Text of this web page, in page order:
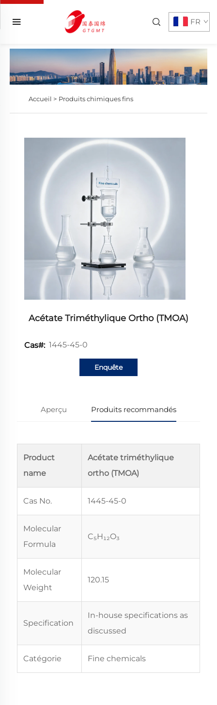
FR
Accueil > Produits chimiques fins
Acétate Triméthylique Ortho (TMOA)
Cas#: 1445-45-0
Enquête
Aperçu Produits recommandés
Product
name
Acétate triméthylique
ortho (TMOA)
Cas No. 1445-45-0
Molecular
Formula
C₅H₁₂O₃
Molecular
Weight
120.15
Specification
In-house specifications as
discussed
Catégorie Fine chemicals